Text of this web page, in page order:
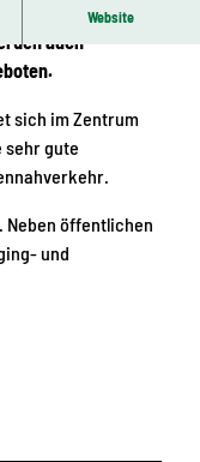
Website
Markkleeberg.
auch
sich im Zentrum
sehr gute
Neben öffentlichen
und